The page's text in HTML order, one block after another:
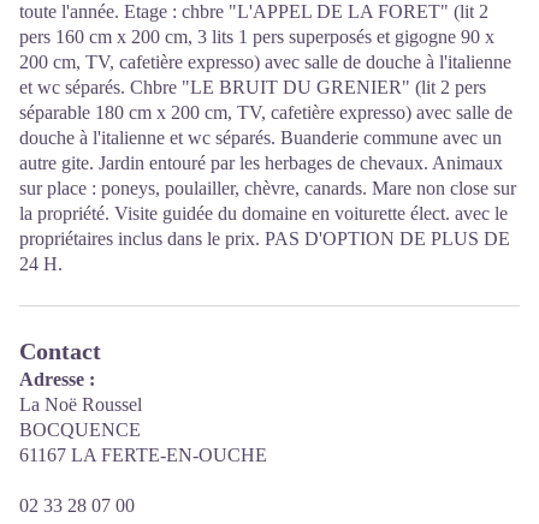
toute l'année. Etage : chbre "L'APPEL DE LA FORET" (lit 2
pers 160 cm x 200 cm, 3 lits 1 pers superposés et gigogne 90 x
200 cm, TV, cafetière expresso) avec salle de douche à l'italienne
et wc séparés. Chbre "LE BRUIT DU GRENIER" (lit 2 pers
séparable 180 cm x 200 cm, TV, cafetière expresso) avec salle de
douche à l'italienne et wc séparés. Buanderie commune avec un
autre gite. Jardin entouré par les herbages de chevaux. Animaux
sur place : poneys, poulailler, chèvre, canards. Mare non close sur
la propriété. Visite guidée du domaine en voiturette élect. avec le
propriétaires inclus dans le prix. PAS D'OPTION DE PLUS DE
24 H.
Contact
Adresse :
La Noë Roussel
BOCQUENCE
61167 LA FERTE-EN-OUCHE
02 33 28 07 00